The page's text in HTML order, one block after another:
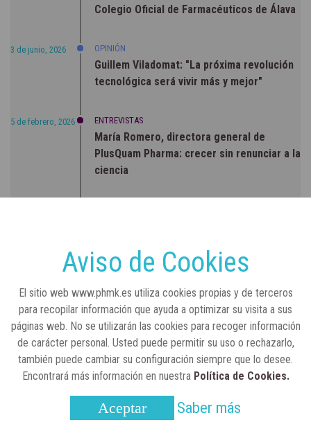
Colegio Oficial de Farmacéuticos de Álava
3 de junio, 2026 OPINIÓN
Guillem Viladomat: "La próxima revolución
tecnológica será vivir más y mejor"
5 de febrero, 2026 ENTREVISTAS
María Romero, directora general de
PlusQuam Pharma: crecer sin renunciar a la
ciencia
Lilly impulsa "Razones de Peso" para
visibilizar la obesidad
25 de marzo, 2023 ENTRE BASTIDORES
Real Academia Nacional de Farmacia: un
la sociedad actual
Aviso de Cookies
El sitio web www.phmk.es utiliza cookies propias y de terceros
para recopilar información que ayuda a optimizar su visita a sus
páginas web. No se utilizarán las cookies para recoger información
de carácter personal. Usted puede permitir su uso o rechazarlo,
también puede cambiar su configuración siempre que lo desee.
Encontrará más información en nuestra Política de Cookies.
Aceptar Saber más